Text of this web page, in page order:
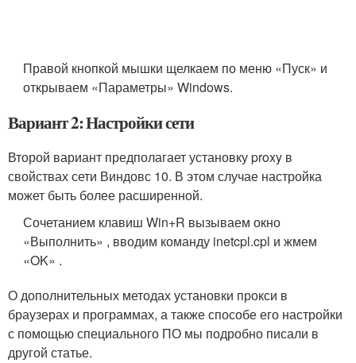
Правой кнопкой мышки щелкаем по меню «Пуск» и
открываем «Параметры» Windows.
Вариант 2: Настройки сети
Второй вариант предполагает установку proxy в
свойствах сети Виндовс 10. В этом случае настройка
может быть более расширенной.
Сочетанием клавиш Win+R вызываем окно
«Выполнить» , вводим команду inetcpl.cpl и жмем
«OK» .
О дополнительных методах установки прокси в
браузерах и программах, а также способе его настройки
с помощью специального ПО мы подробно писали в
другой статье.